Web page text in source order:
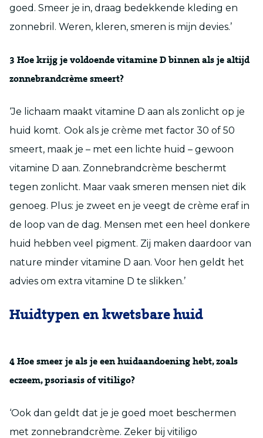
goed. Smeer je in, draag bedekkende kleding en
zonnebril. Weren, kleren, smeren is mijn devies.’
3 Hoe krijg je voldoende vitamine D binnen als je altijd
zonnebrandcrème smeert?
‘Je lichaam maakt vitamine D aan als zonlicht op je
huid komt. Ook als je crème met factor 30 of 50
smeert, maak je – met een lichte huid – gewoon
vitamine D aan. Zonnebrandcrème beschermt
tegen zonlicht. Maar vaak smeren mensen niet dik
genoeg. Plus: je zweet en je veegt de crème eraf in
de loop van de dag. Mensen met een heel donkere
huid hebben veel pigment. Zij maken daardoor van
nature minder vitamine D aan. Voor hen geldt het
advies om extra vitamine D te slikken.’
Huidtypen en kwetsbare huid
4 Hoe smeer je als je een huidaandoening hebt, zoals
eczeem, psoriasis of vitiligo?
‘Ook dan geldt dat je je goed moet beschermen
met zonnebrandcrème. Zeker bij vitiligo